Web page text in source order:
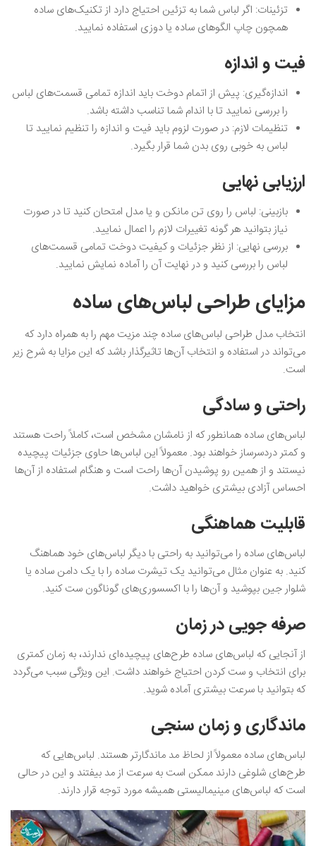
تزئینات: اگر لباس شما به تزئین احتیاج دارد از تکنیک‌های ساده
همچون چاپ الگوهای ساده یا دوزی استفاده نمایید.
فیت و اندازه
اندازه‌گیری: پیش از اتمام دوخت باید اندازه تمامی قسمت‌های لباس
را بررسی نمایید تا با اندام شما تناسب داشته باشد.
تنظیمات لازم: در صورت لزوم باید فیت و اندازه را تنظیم نمایید تا
لباس به خوبی روی بدن شما قرار بگیرد.
ارزیابی نهایی
بازبینی: لباس را روی تن مانکن و یا مدل امتحان کنید تا در صورت
نیاز بتوانید هر گونه تغییرات لازم را اعمال نمایید.
بررسی‌ نهایی: از نظر جزئیات و کیفیت دوخت تمامی قسمت‌های
لباس را بررسی کنید و در نهایت آن را آماده نمایش نمایید.
مزایای طراحی لباس‌های ساده
انتخاب مدل طراحی لباس‌های ساده چند مزیت مهم را به همراه دارد که
می‌تواند در استفاده و انتخاب آن‌ها تاثیرگذار باشد که این مزایا به شرح زیر
است.
راحتی و سادگی
لباس‌های ساده همانطور که از نامشان مشخص است، کاملاً راحت‌ هستند
و کمتر دردسرساز خواهند بود. معمولاً این لباس‌ها حاوی جزئیات پیچیده
نیستند و از همین رو پوشیدن آن‌ها راحت است و هنگام استفاده از آن‌ها
احساس آزادی بیشتری خواهید داشت.
قابلیت هماهنگی
لباس‌های ساده را می‌توانید به راحتی با دیگر لباس‌های خود هماهنگ
کنید. به عنوان مثال می‌توانید یک تیشرت ساده را با یک دامن ساده یا
شلوار جین بپوشید و آن‌ها را با اکسسوری‌های گوناگون ست کنید.
صرفه‌ جویی در زمان
از آنجایی که لباس‌های ساده طرح‌های پیچیده‌ای ندارند، به زمان کمتری
برای انتخاب و ست کردن احتیاج خواهند داشت. این ویژگی سبب می‌گردد
که بتوانید با سرعت بیشتری آماده شوید.
ماندگاری و زمان‌ سنجی
لباس‌های ساده معمولاً از لحاظ مد ماندگارتر هستند. لباس‌هایی که
طرح‌های شلوغی دارند ممکن است به سرعت از مد بیفتند و این در حالی
است که لباس‌های مینیمالیستی همیشه مورد توجه قرار دارند.